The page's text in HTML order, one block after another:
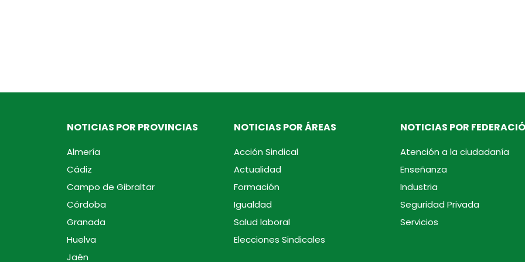
NOTICIAS POR PROVINCIAS
Almería
Cádiz
Campo de Gibraltar
Córdoba
Granada
Huelva
Jaén
NOTICIAS POR ÁREAS
Acción Sindical
Actualidad
Formación
Igualdad
Salud laboral
Elecciones Sindicales
NOTICIAS POR
Atención a la ciudadanía
Enseñanza
Industria
Seguridad Privada
Servicios